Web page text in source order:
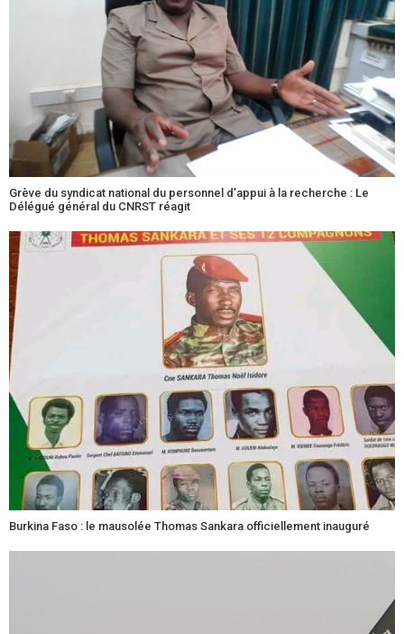
Grève du syndicat national du personnel d’appui à la recherche : Le
Délégué général du CNRST réagit
Burkina Faso : le mausolée Thomas Sankara officiellement inauguré